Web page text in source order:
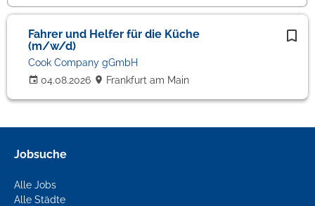
Fahrer und Helfer für die Küche
(m/w/d)
04.08.2026
Cook Company gGmbH
Frankfurt am Main
Jobsuche
Alle Jobs
Alle Städte